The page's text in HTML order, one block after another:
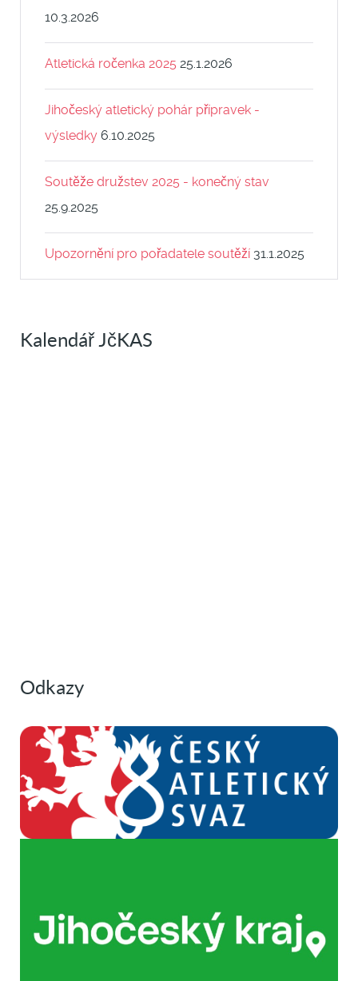
10.3.2026
Atletická ročenka 2025 25.1.2026
Jihočeský atletický pohár přípravek -
výsledky 6.10.2025
Soutěže družstev 2025 - konečný stav
25.9.2025
Upozornění pro pořadatele soutěží 31.1.2025
Kalendář JčKAS
Odkazy